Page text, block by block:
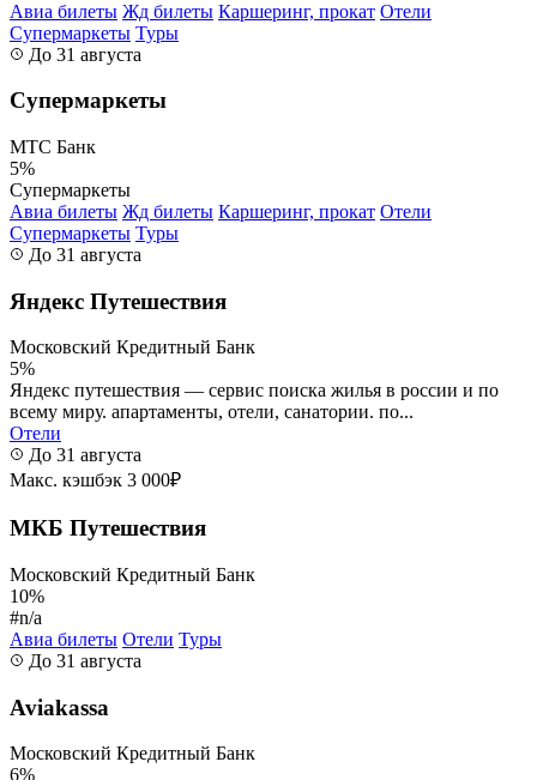
Авиа билеты Жд билеты Каршеринг, прокат Отели
Супермаркеты Туры
До 31 августа
Супермаркеты
МТС Банк
5%
Супермаркеты
Авиа билеты Жд билеты Каршеринг, прокат Отели
Супермаркеты Туры
До 31 августа
Яндекс Путешествия
Московский Кредитный Банк
5%
Яндекс путешествия — сервис поиска жилья в россии и по
всему миру. апартаменты, отели, санатории. по...
Отели
До 31 августа
Макс. кэшбэк 3 000₽
МКБ Путешествия
Московский Кредитный Банк
10%
#n/a
Авиа билеты Отели Туры
До 31 августа
Aviakassa
Московский Кредитный Банк
6%